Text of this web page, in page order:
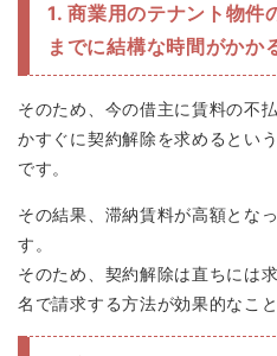
1. 商業用のテナント物件
までに結構な時間がかか
そのため、今の借主に賃料の不
かすぐに契約解除を求めるとい
です。
その結果、滞納賃料が高額とな
す。
そのため、契約解除は直ちには
名で請求する方法が効果的なこと